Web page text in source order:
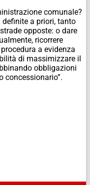
comunale?
definite a priori, tanto
opposte: o dare
ricorrere
a evidenza
di massimizzare il
obbligazioni
concessionario”.